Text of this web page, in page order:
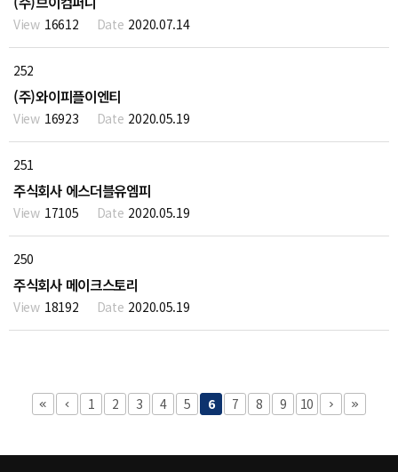
16612 2020.07.14
252
(주)와이피플이엔티
16923 2020.05.19
251
주식회사 에스더블유엠피
17105 2020.05.19
250
주식회사 메이크스토리
18192 2020.05.19
1 2 3 4 5 6 7 8 9 10